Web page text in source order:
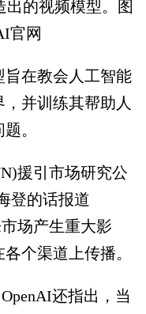
出的视频模型。图
官网
在教会人工智能
并训练其帮助人
。
援引市场研究公
登的话报道
场产生重大影
个渠道上传播。
还指出，当